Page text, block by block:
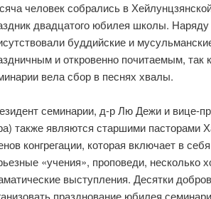
человек собрались в
двадцатого юбилея школы.
буддийские и
и откровенно почитаемым, так
вела сбор в песнях хвалы.
семинарии, д-р Лю Дежи и вице-
также являются старшими пасторами
конгрегации, которая включает в
«учения», проповеди, несколько
выступления. Десятки